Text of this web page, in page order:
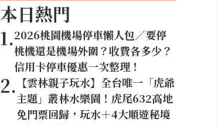
本日熱門
1.2026桃園機場停車懶人包／要停
桃機還是機場外圍？收費各多少？
信用卡停車優惠一次整理！
2. 【雲林親子玩水】全台唯一「虎爺
主題」叢林水樂園！虎尾632高地
免門票回歸，玩水＋4大順遊秘境